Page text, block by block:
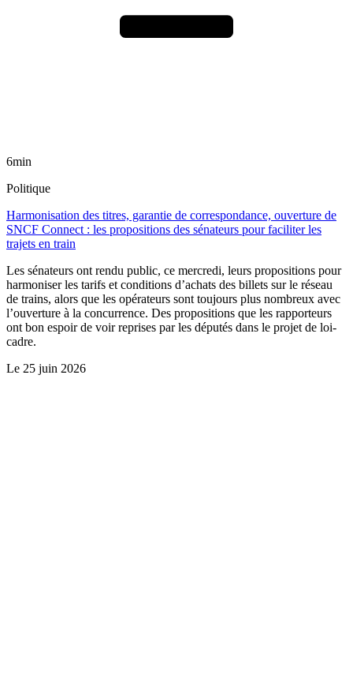
6min
Politique
Harmonisation des titres, garantie de correspondance, ouverture de
SNCF Connect : les propositions des sénateurs pour faciliter les
trajets en train
Les sénateurs ont rendu public, ce mercredi, leurs propositions pour
harmoniser les tarifs et conditions d’achats des billets sur le réseau
de trains, alors que les opérateurs sont toujours plus nombreux avec
l’ouverture à la concurrence. Des propositions que les rapporteurs
ont bon espoir de voir reprises par les députés dans le projet de loi-
cadre.
Le 25 juin 2026